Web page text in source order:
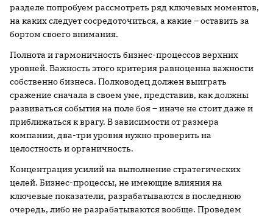
разделе попробуем рассмотреть ряд ключевых моментов,
на каких следует сосредоточиться, а какие – оставить за
бортом своего внимания.
Полнота и гармоничность бизнес-процессов верхних
уровней. Важность этого критерия равноценна важности
собственно бизнеса. Полководец должен выиграть
сражение сначала в своем уме, представив, как должны
развиваться события на поле боя – иначе не стоит даже и
приближаться к врагу. В зависимости от размера
компании, два-три уровня нужно проверить на
целостность и органичность.
Концентрация усилий на выполнение стратегических
целей. Бизнес-процессы, не имеющие влияния на
ключевые показатели, разрабатываются в последнюю
очередь, либо не разрабатываются вообще. Проведем